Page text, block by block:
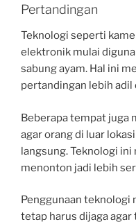
Pertandingan
Teknologi seperti
elektronik mulai
sabung ayam. Hal ini
pertandingan lebih adil
Beberapa tempat juga
agar orang di luar
langsung. Teknologi
menonton jadi lebih
Penggunaan teknologi
tetap harus dijaga